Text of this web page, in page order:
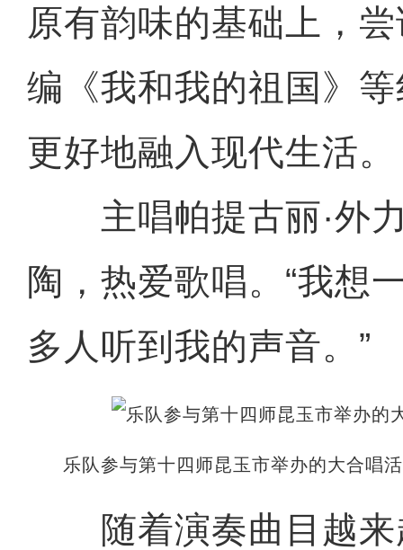
原有韵味的基础上，
编《我和我的祖国》
更好地融入现代生活。
主唱帕提古丽·外力
陶，热爱歌唱。“我想
多人听到我的声音。”
乐队参与第十四师昆玉市举办的大合唱
随着演奏曲目越来